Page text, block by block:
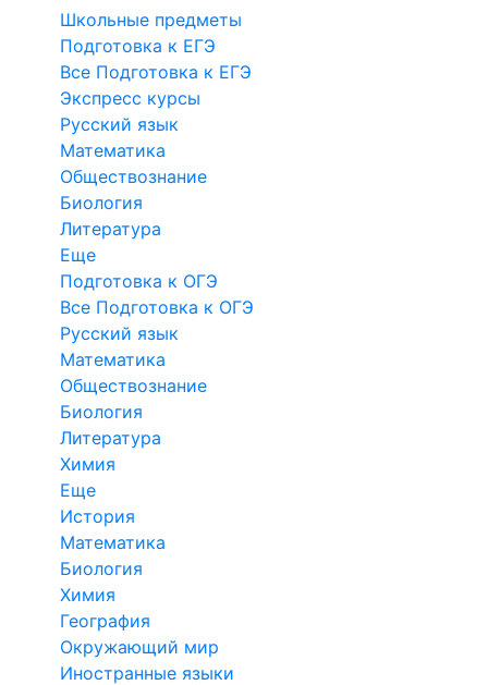
Школьные предметы
Подготовка к ЕГЭ
Все Подготовка к ЕГЭ
Экспресс курсы
Русский язык
Математика
Обществознание
Биология
Литература
Еще
Подготовка к ОГЭ
Все Подготовка к ОГЭ
Русский язык
Математика
Обществознание
Биология
Литература
Химия
Еще
История
Математика
Биология
Химия
География
Окружающий мир
Иностранные языки